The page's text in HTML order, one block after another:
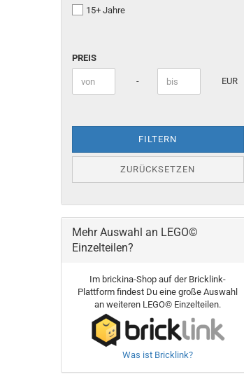
15+ Jahre
PREIS
Preis bis - EUR
FILTERN
ZURÜCKSETZEN
Mehr Auswahl an LEGO©
Einzelteilen?
Im brickina-Shop auf der Bricklink-
Plattform findest Du eine große Auswahl
an weiteren LEGO© Einzelteilen.
Was ist Bricklink?